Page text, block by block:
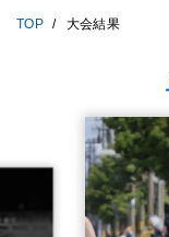
TOP 大会結果